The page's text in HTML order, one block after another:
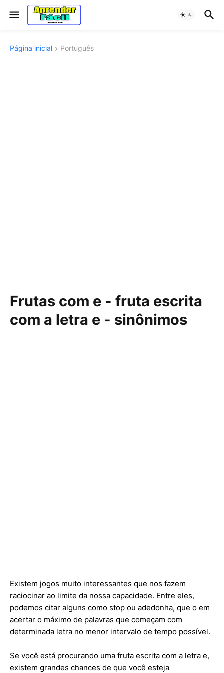
Página inicial Português
Frutas com e - fruta escrita
com a letra e - sinônimos
Existem jogos muito interessantes que nos fazem
raciocinar ao limite da nossa capacidade. Entre eles,
podemos citar alguns como stop ou adedonha, que o em
acertar o máximo de palavras que começam com
determinada letra no menor intervalo de tempo possível.
Se você está procurando uma fruta escrita com a letra e,
existem grandes chances de que você esteja